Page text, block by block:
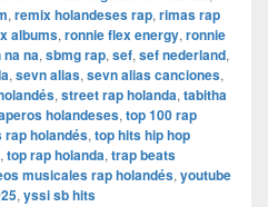
, remix holandeses rap, rimas rap
albums, ronnie flex energy, ronnie
na na, sbmg rap, sef, sef nederland,
, sevn alias, sevn alias canciones,
, street rap holanda, tabitha
holandeses, top 100 rap
rap holandés, top hits hip hop
, top rap holanda, trap beats
musicales rap holandés, youtube
, yssi sb hits